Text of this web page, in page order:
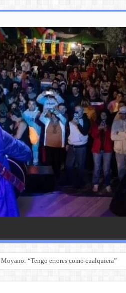
“Tengo errores como cualquiera”